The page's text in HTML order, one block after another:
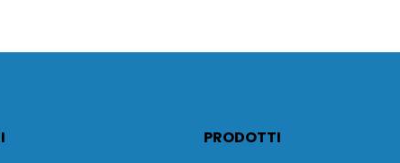
PRODOTTI